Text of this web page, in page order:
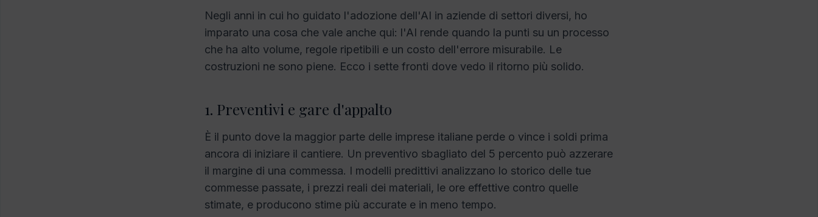
Negli anni in cui ho guidato l'adozione dell'AI in aziende di settori diversi, ho
imparato una cosa che vale anche qui: l'AI rende quando la punti su un processo
che ha alto volume, regole ripetibili e un costo dell'errore misurabile. Le
costruzioni ne sono piene. Ecco i sette fronti dove vedo il ritorno più solido.
1. Preventivi e gare d'appalto
È il punto dove la maggior parte delle imprese italiane perde o vince i soldi prima
ancora di iniziare il cantiere. Un preventivo sbagliato del 5 percento può azzerare
il margine di una commessa. I modelli predittivi analizzano lo storico delle tue
commesse passate, i prezzi reali dei materiali, le ore effettive contro quelle
stimate, e producono stime più accurate e in meno tempo.